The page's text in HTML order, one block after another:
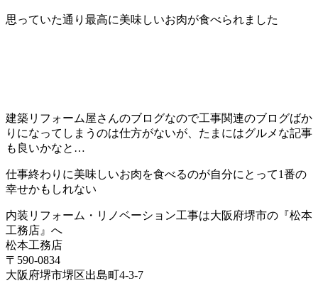
思っていた通り最高に美味しいお肉が食べられました
建築リフォーム屋さんのブログなので工事関連のブログばか
りになってしまうのは仕方がないが、たまにはグルメな記事
も良いかなと…
仕事終わりに美味しいお肉を食べるのが自分にとって1番の
幸せかもしれない
内装リフォーム・リノベーション工事は大阪府堺市の『松本
工務店』へ
松本工務店
〒590-0834
大阪府堺市堺区出島町4-3-7